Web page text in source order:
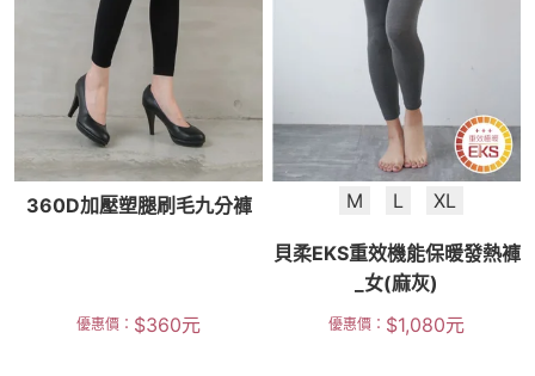
360D加壓塑腿刷毛九分褲
優惠價： $360元
M L XL
貝柔EKS重效機能保暖發熱褲
_女(麻灰)
優惠價： $1,080元